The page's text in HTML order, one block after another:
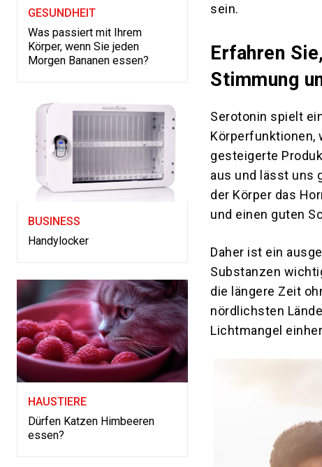
GESUNDHEIT
Was passiert mit Ihrem
Körper, wenn Sie jeden
Morgen Bananen essen?
BUSINESS
Handylocker
HAUSTIERE
Dürfen Katzen Himbeeren
essen?
sein.
Erfahren
Stimmung
Serotonin spielt
Körperfunktionen,
gesteigerte
aus und lässt uns
der Körper das
und einen guten
Daher ist ein
Substanzen
die längere Zeit
nördlichsten
Lichtmangel